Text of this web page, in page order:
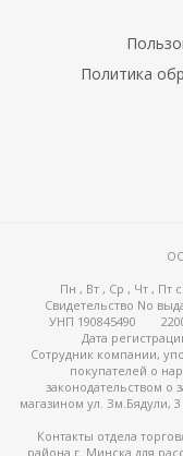
Политика
Пн , Вт , Ср , Чт , Пт
Свидетельство No
УНП 190845490
Дата
Сотрудник компании,
покупателей о
законодательством о
магазином ул. Зм.Бядули,
Контакты отдела
района г. Минска для